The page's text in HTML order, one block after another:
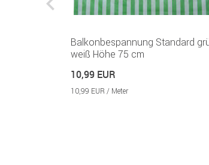
Balkonbespannung Standard
weiß Höhe 75 cm
10,99 EUR
10,99 EUR / Meter